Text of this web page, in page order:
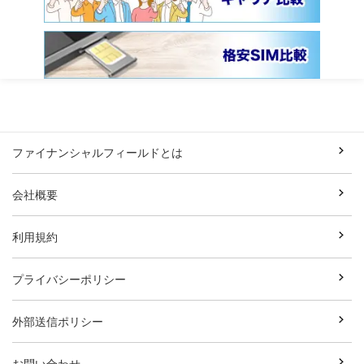
ファイナンシャルフィールドとは
会社概要
利用規約
プライバシーポリシー
外部送信ポリシー